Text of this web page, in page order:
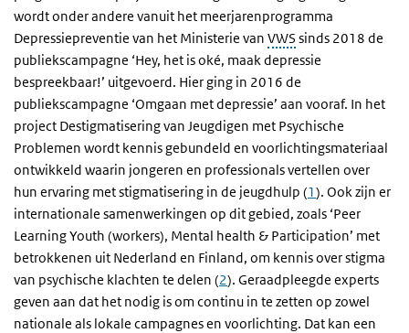
wordt onder andere vanuit het meerjarenprogramma
Depressiepreventie van het Ministerie van VWS sinds 2018 de
publiekscampagne ‘Hey, het is oké, maak depressie
bespreekbaar!’ uitgevoerd. Hier ging in 2016 de
publiekscampagne ‘Omgaan met depressie’ aan vooraf. In het
project Destigmatisering van Jeugdigen met Psychische
Problemen wordt kennis gebundeld en voorlichtingsmateriaal
ontwikkeld waarin jongeren en professionals vertellen over
hun ervaring met stigmatisering in de jeugdhulp (1). Ook zijn er
internationale samenwerkingen op dit gebied, zoals ‘Peer
Learning Youth (workers), Mental health & Participation’ met
betrokkenen uit Nederland en Finland, om kennis over stigma
van psychische klachten te delen (2). Geraadpleegde experts
geven aan dat het nodig is om continu in te zetten op zowel
nationale als lokale campagnes en voorlichting. Dat kan een